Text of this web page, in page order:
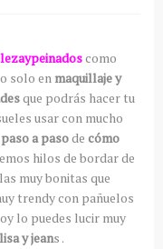
como
solo en maquillaje y
que podrás hacer tu
usar con mucho
paso a pasode cómo
hilos de bordar de
muy bonitas que
trendy con pañuelos
lo puedes lucir muy
y jeans .